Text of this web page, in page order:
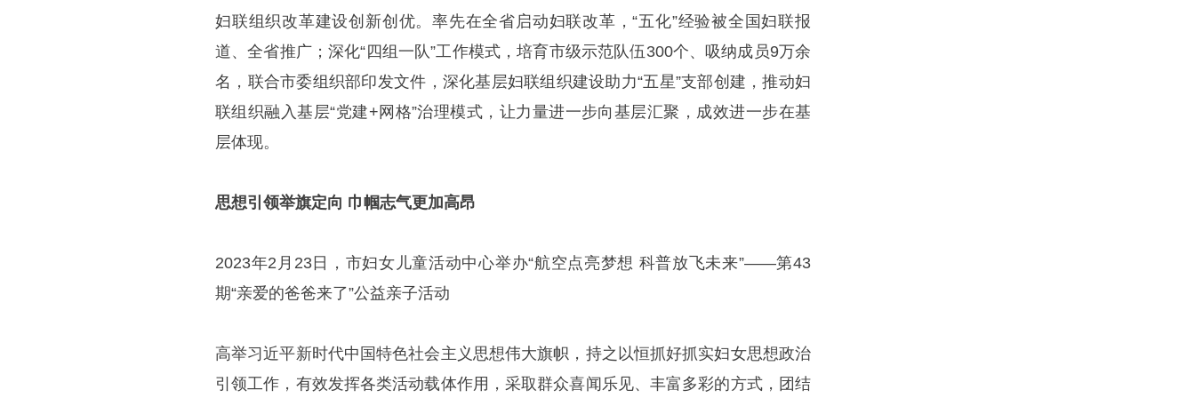
妇联组织改革建设创新创优。率先在全省启动妇联改革，“五化”经验被全国妇联报
道、全省推广；深化“四组一队”工作模式，培育市级示范队伍300个、吸纳成员9万余
名，联合市委组织部印发文件，深化基层妇联组织建设助力“五星”支部创建，推动妇
联组织融入基层“党建+网格”治理模式，让力量进一步向基层汇聚，成效进一步在基
层体现。
思想引领举旗定向 巾帼志气更加高昂
2023年2月23日，市妇女儿童活动中心举办“航空点亮梦想 科普放飞未来”——第43
期“亲爱的爸爸来了”公益亲子活动
高举习近平新时代中国特色社会主义思想伟大旗帜，持之以恒抓好抓实妇女思想政治
引领工作，有效发挥各类活动载体作用，采取群众喜闻乐见、丰富多彩的方式，团结